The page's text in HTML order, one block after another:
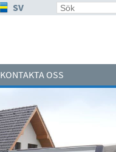
SV
KONTAKTA OSS